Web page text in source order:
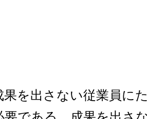
果を出さない従業員に